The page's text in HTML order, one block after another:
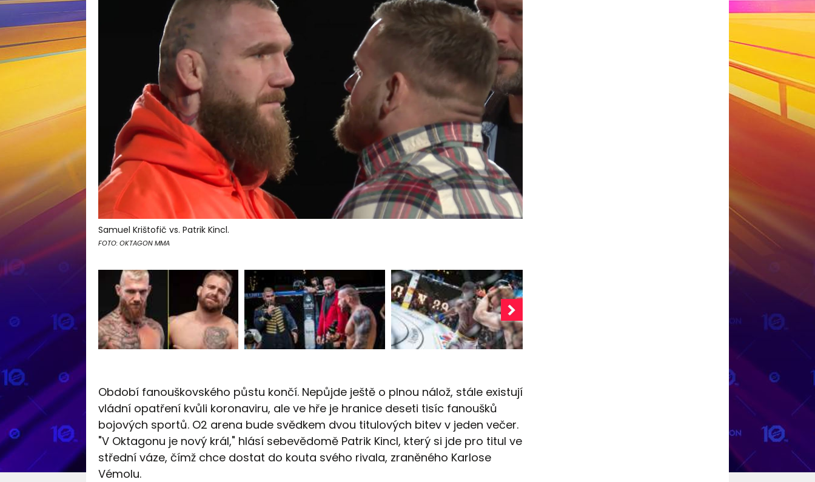
Samuel Krištofič vs. Patrik Kincl.
FOTO: OKTAGON MMA
Období fanouškovského půstu končí. Nepůjde ještě o plnou nálož, stále existují
vládní opatření kvůli koronaviru, ale ve hře je hranice deseti tisíc fanoušků
bojových sportů. O2 arena bude svědkem dvou titulových bitev v jeden večer.
"V Oktagonu je nový král," hlásí sebevědomě Patrik Kincl, který si jde pro titul ve
střední váze, čímž chce dostat do kouta svého rivala, zraněného Karlose
Vémolu.